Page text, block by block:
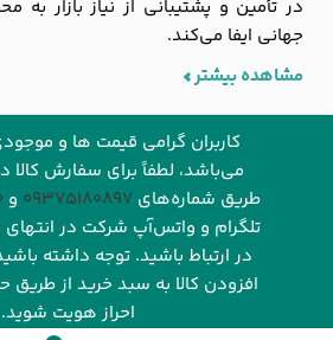
کاربران گرامی قیمت ها و
می‌باشد، لطفاً برای سفارش کالا در
طریق شماره‌های‌ 09375180897 و
تلگرام و واتس‌آپ شرکت در
در ارتباط باشید. توجه داشته
افزودن کالا به سبد خرید از
احراز هویت شوید.
در تأمین و پشتیبانی از نیاز بازار به
جهانی ایفا می‌کند.
مشاهده بیشتر
© ۱۴۰۵ تمام حقوق این وب سایت برای
(فروشگاه اینترنتیرهاوردتک)